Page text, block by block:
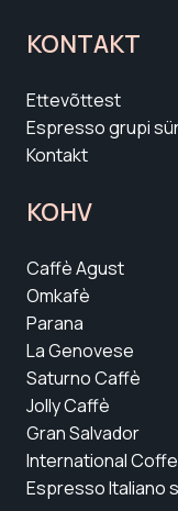
KONTAKT
Ettevõttest
Espresso grupi
Kontakt
KOHV
Caffè Agust
Omkafè
Parana
La Genovese
Saturno Caffè
Jolly Caffè
Gran Salvador
International
Espresso Italiano